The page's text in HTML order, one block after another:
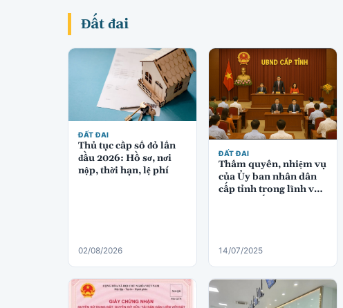
Đất đai
ĐẤT ĐAI
Thủ tục cấp sổ đỏ lần
đầu 2026: Hồ sơ, nơi
nộp, thời hạn, lệ phí
02/08/2026
ĐẤT ĐAI
Thẩm quyền, nhiệm vụ
của Ủy ban nhân dân
cấp tỉnh trong lĩnh vực
14/07/2025